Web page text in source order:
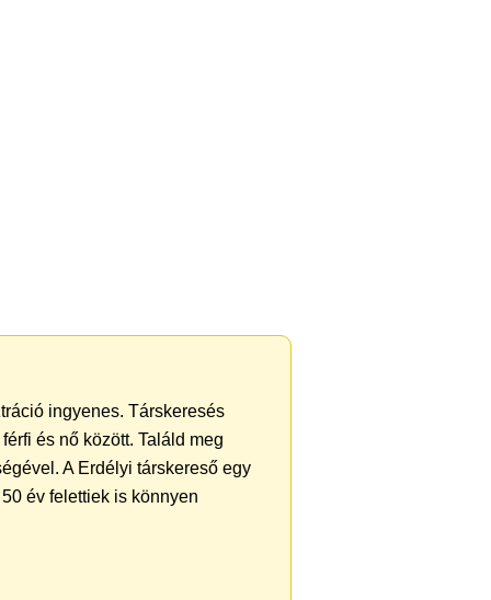
ingyenes. Társkeresés
és nő között. Találd meg
A Erdélyi társkereső egy
év felettiek is könnyen